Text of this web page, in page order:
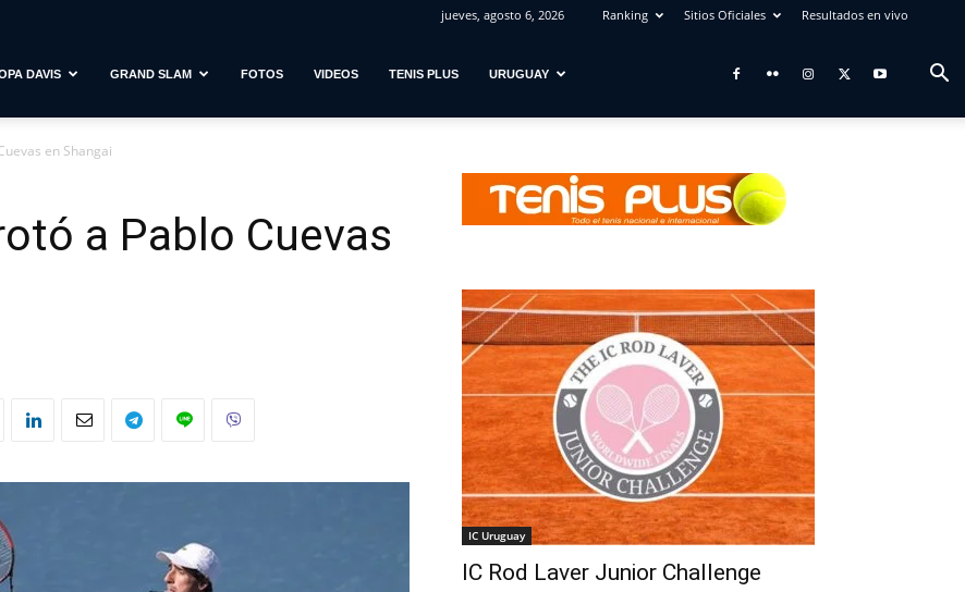
jueves, agosto 6, 2026 Ranking Sitios Oficiales Resultados en vivo
DAVIS GRAND SLAM FOTOS VIDEOS TENIS PLUS URUGUAY
en Shangai
a Pablo Cuevas
IC Uruguay
IC Rod Laver Junior Challenge